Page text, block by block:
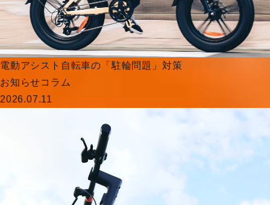
電動アシスト自転車の「駐輪問題」対策
お知らせコラム
2026.07.11